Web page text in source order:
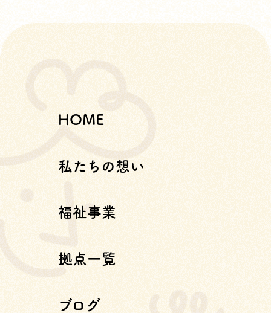
HOME
私たちの想い
福祉事業
拠点一覧
ブログ